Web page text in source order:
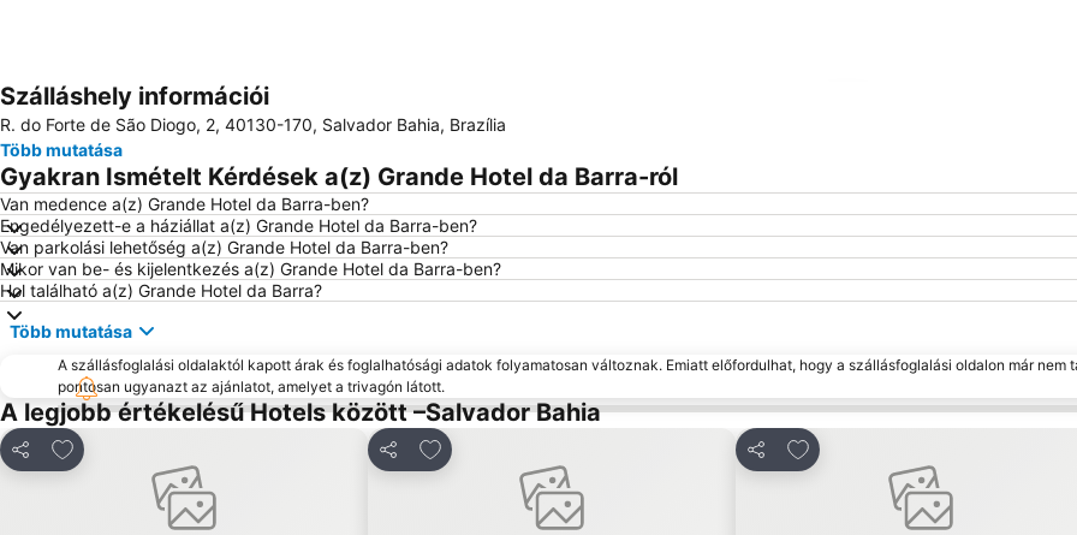
Szálláshely információi
R. do Forte de São Diogo, 2, 40130-170, Salvador Bahia, Brazília
Több mutatása
Gyakran Ismételt Kérdések a(z) Grande Hotel da Barra-ról
Van medence a(z) Grande Hotel da Barra-ben?
Engedélyezett-e a háziállat a(z) Grande Hotel da Barra-ben?
Van parkolási lehetőség a(z) Grande Hotel da Barra-ben?
Mikor van be- és kijelentkezés a(z) Grande Hotel da Barra-ben?
Hol található a(z) Grande Hotel da Barra?
Több mutatása
A szállásfoglalási oldalaktól kapott árak és foglalhatósági adatok folyamatosan változnak. Emiatt előfordulhat, hogy a szállásfoglalási oldalon már nem
pontosan ugyanazt az ajánlatot, amelyet a trivagón látott.
A legjobb értékelésű Hotels között –Salvador Bahia
Megosztás
Hozzáadás a kedvencekhez
Megosztás
Hozzáadás a kedvencekhez
Megosztás
Hozzáadás a kedvencekhez